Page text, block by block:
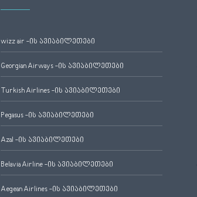
wizz air -ის ავიაბილეთები
Georgian Airways -ის ავიაბილეთები
Turkish Airlines -ის ავიაბილეთები
Pegasus -ის ავიაბილეთები
Azal -ის ავიაბილეთები
Belavia Airline -ის ავიაბილეთები
Aegean Airlines -ის ავიაბილეთები